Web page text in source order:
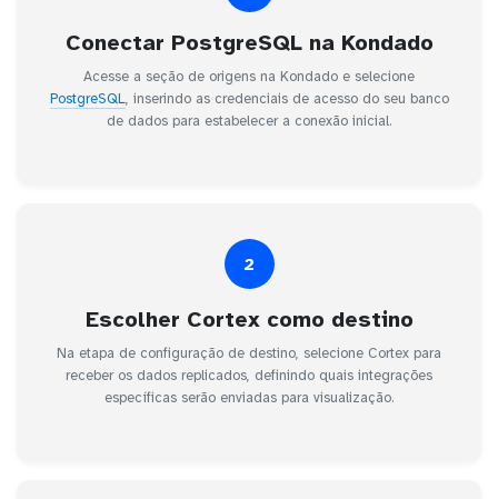
Conectar PostgreSQL na Kondado
Acesse a seção de origens na Kondado e selecione
PostgreSQL, inserindo as credenciais de acesso do seu banco
de dados para estabelecer a conexão inicial.
2
Escolher Cortex como destino
Na etapa de configuração de destino, selecione Cortex para
receber os dados replicados, definindo quais integrações
específicas serão enviadas para visualização.